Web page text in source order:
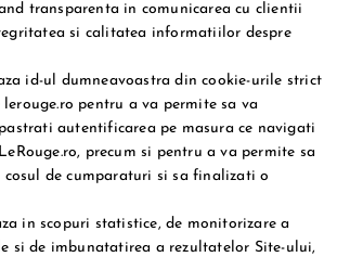
transparenta in comunicarea cu clientii
si calitatea informatiilor despre
id-ul dumneavoastra din cookie-urile strict
lerouge.ro pentru a va permite sa va
autentificarea pe masura ce navigati
precum si pentru a va permite sa
de cumparaturi si sa finalizati o
in scopuri statistice, de monitorizare a
si de imbunatatirea a rezultatelor Site-ului,